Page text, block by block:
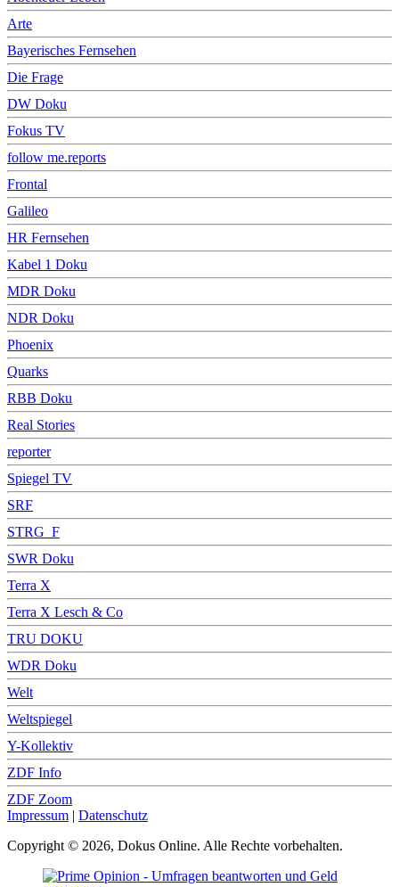
Arte
Bayerisches Fernsehen
Die Frage
DW Doku
Fokus TV
follow me.reports
Frontal
Galileo
HR Fernsehen
Kabel 1 Doku
MDR Doku
NDR Doku
Phoenix
Quarks
RBB Doku
Real Stories
reporter
Spiegel TV
SRF
STRG_F
SWR Doku
Terra X
Terra X Lesch & Co
TRU DOKU
WDR Doku
Welt
Weltspiegel
Y-Kollektiv
ZDF Info
ZDF Zoom
Impressum | Datenschutz
Copyright © 2026, Dokus Online. Alle Rechte vorbehalten.